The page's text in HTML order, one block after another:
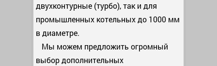
двухконтурные (турбо), так и для
промышленных котельных до 1000 мм
в диаметре.
Мы можем предложить огромный
выбор дополнительных